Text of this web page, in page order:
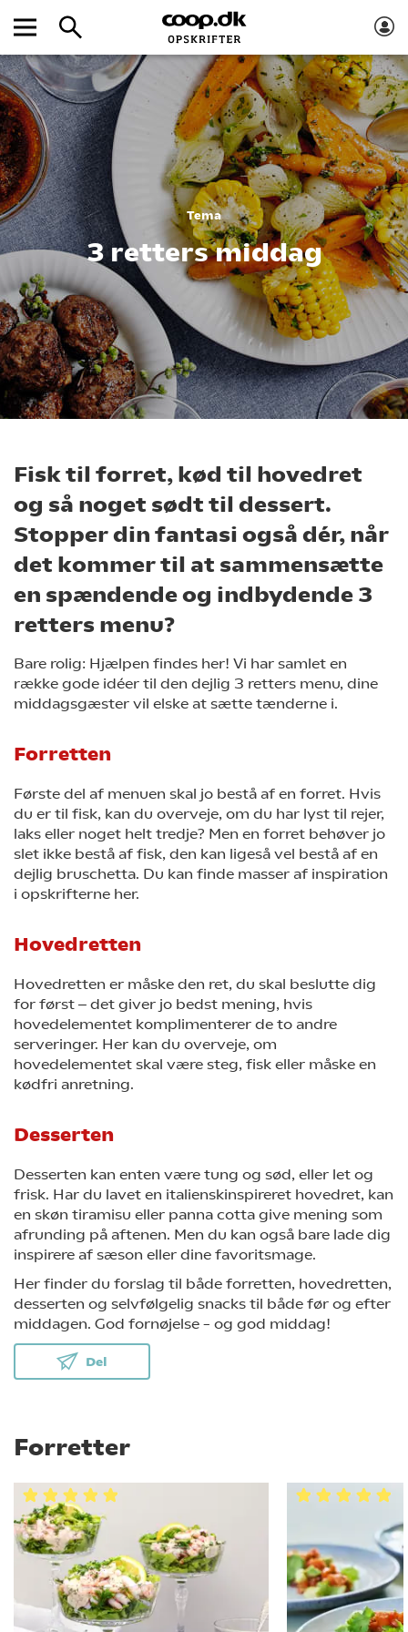
Tema
3 retters middag
Fisk til forret, kød til hovedret
og så noget sødt til dessert.
Stopper din fantasi også dér, når
det kommer til at sammensætte
en spændende og indbydende 3
retters menu?
Bare rolig: Hjælpen findes her! Vi har samlet en
række gode idéer til den dejlig 3 retters menu, dine
middagsgæster vil elske at sætte tænderne i.
Forretten
Første del af menuen skal jo bestå af en forret. Hvis
du er til fisk, kan du overveje, om du har lyst til rejer,
laks eller noget helt tredje? Men en forret behøver jo
slet ikke bestå af fisk, den kan ligeså vel bestå af en
dejlig bruschetta. Du kan finde masser af inspiration
i opskrifterne her.
Hovedretten
Hovedretten er måske den ret, du skal beslutte dig
for først ‒ det giver jo bedst mening, hvis
hovedelementet komplimenterer de to andre
serveringer. Her kan du overveje, om
hovedelementet skal være steg, fisk eller måske en
kødfri anretning.
Desserten
Desserten kan enten være tung og sød, eller let og
frisk. Har du lavet en italienskinspireret hovedret, kan
en skøn tiramisu eller panna cotta give mening som
afrunding på aftenen. Men du kan også bare lade dig
inspirere af sæson eller dine favoritsmage.
Her finder du forslag til både forretten, hovedretten,
desserten og selvfølgelig snacks til både før og efter
middagen. God fornøjelse – og god middag!
Del
Forretter